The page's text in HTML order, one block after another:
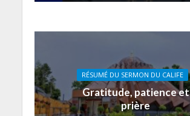
RÉSUMÉ DU SERMON DU CALIFE
Gratitude, patience et
prière